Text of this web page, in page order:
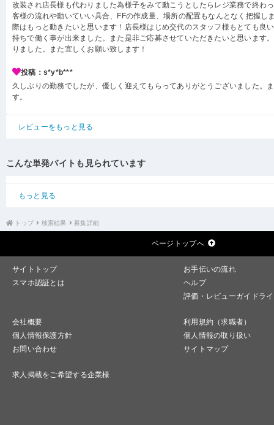
改装され店長様も代わりました為様子をみて動こうとしたらレジ業務で終わ
客様の流れや動いていい具合、FFの作成量、場所の配置もなんとなく把握し
際はもっと動きたいと思います！店長様はじめ交代のスタッフ様もとても良
持ちで働く事が出来ました。また是非ご応募させていただきたいと思います
りました。また宜しくお願い致します！
投稿：s*y*b***
久しぶりの勤務でしたが、優しく迎えてもらってありがとうございました。
す。
レビューをもっと見る
こんな単発バイトも見られています
もっと見る
トップ 検索結果 募集詳細
ページトップへ
サイトトップ
お手伝いの流れ
スマホ認証とは
ヘルプ
評価・レビューガイドラ
会社概要
利用規約（求職者）
個人情報保護方針
個人情報の取り扱い
お問い合わせ
サイトマップ
求人掲載をご希望する企業様